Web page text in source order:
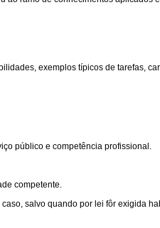
exemplos típicos de tarefas,
público e competência profissional.
competente.
salvo quando por lei fôr exigida